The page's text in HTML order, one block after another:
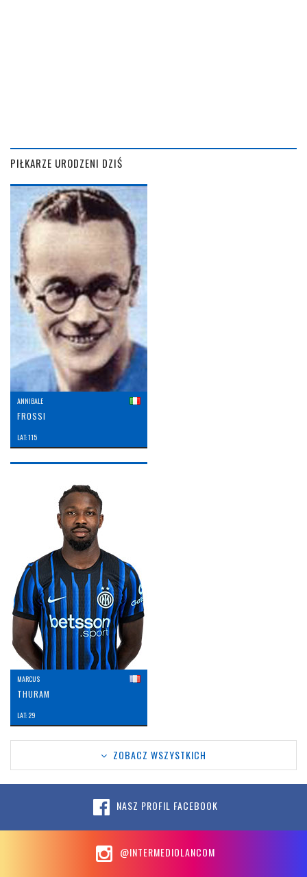
PIŁKARZE URODZENI DZIŚ
ANNIBALE
FROSSI
LAT: 115
MARCUS
THURAM
LAT: 29
ZOBACZ WSZYSTKICH
NASZ PROFIL FACEBOOK
@INTERMEDIOLANCOM